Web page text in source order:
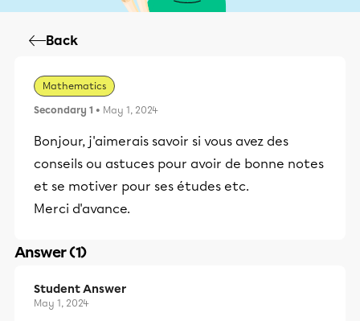
Back
Mathematics
Secondary 1 • May 1, 2024
Bonjour, j'aimerais savoir si vous avez des
conseils ou astuces pour avoir de bonne notes
et se motiver pour ses études etc.
Merci d'avance.
Answer (1)
Student Answer
May 1, 2024